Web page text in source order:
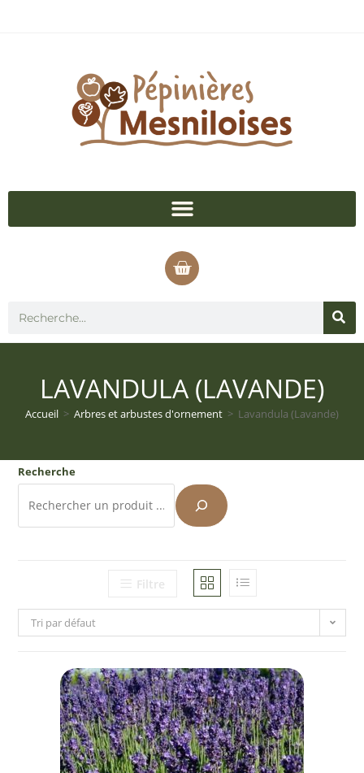
LAVANDULA (LAVANDE)
Accueil > Arbres et arbustes d'ornement > Lavandula (Lavande)
Recherche
Filtre
Tri par défaut